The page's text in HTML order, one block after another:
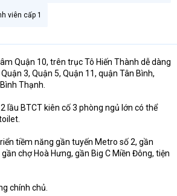
viên cấp 1
Quận 10, trên trục Tô Hiến Thành dễ dàng
3, Quận 5, Quận 11, quận Tân Bình,
Thạnh.
lầu BTCT kiên cố 3 phòng ngủ lớn có thể
tiềm năng gần tuyến Metro số 2, gần
chợ Hoà Hưng, gần Big C Miền Đông, tiện
chính chủ.